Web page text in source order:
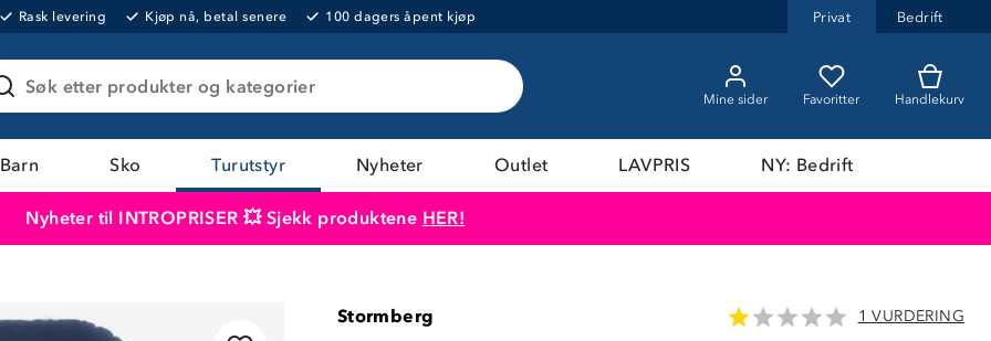
Rask levering Kjøp nå, betal senere 100 dagers åpent kjøp Privat Bedrift
Søk etter produkter og kategorier
Mine sider Favoritter Handlekurv
Barn Sko Turutstyr Nyheter Outlet LAVPRIS NY: Bedrift
Nyheter til INTROPRISER 💥 Sjekk produktene HER!
Stormberg 1 VURDERING